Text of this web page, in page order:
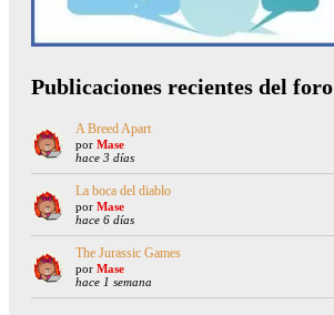
Publicaciones recientes del foro
A Breed Apart
por Mase
hace 3 días
La boca del diablo
por Mase
hace 6 días
The Jurassic Games
por Mase
hace 1 semana